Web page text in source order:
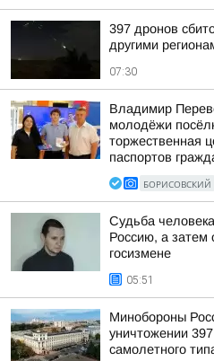
397 дронов
другими
07:30
Владимир
молодёжи
торжественная
паспортов
БОРИСОВСКИЙ
Судьба
Россию, а затем
госизмене
05:51
Минобороны
уничтожении 397
самолетного